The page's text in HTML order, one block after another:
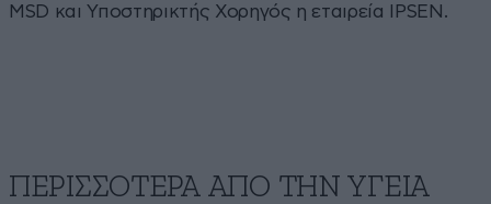
MSD και Υποστηρικτής Χορηγός η εταιρεία IPSEN.
ΠΕΡΙΣΣΟΤΕΡΑ ΑΠΟ ΤΗΝ ΥΓΕΙΑ